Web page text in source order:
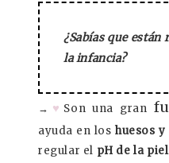
¿Sabías que están
la infancia?
→ ♥ Son una gran
ayuda en los huesos
regular el pH de la